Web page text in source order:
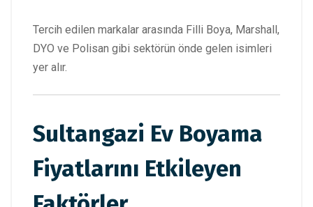
Tercih edilen markalar arasında Filli Boya, Marshall,
DYO ve Polisan gibi sektörün önde gelen isimleri
yer alır.
Sultangazi Ev Boyama
Fiyatlarını Etkileyen